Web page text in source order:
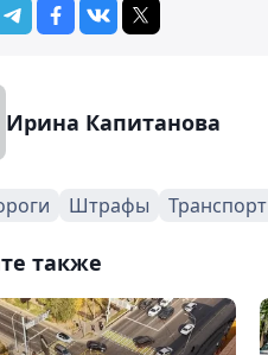
Ирина Капитанова
Штрафы Транспорт
также